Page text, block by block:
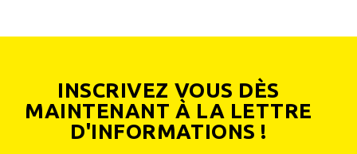
INSCRIVEZ VOUS DÈS
MAINTENANT À LA LETTRE
D'INFORMATIONS !